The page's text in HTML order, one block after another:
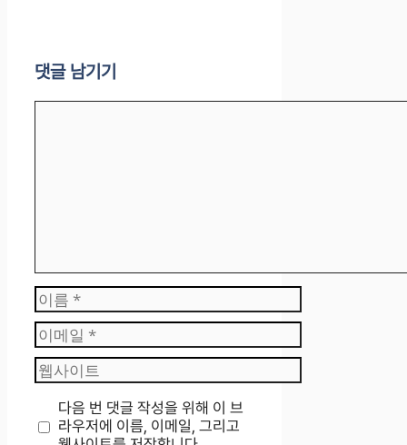
댓글 남기기
이
름
이
메
일
웹
사
트
다음 번 댓글 작성을 위해 이 브
라우저에 이름, 이메일, 그리고